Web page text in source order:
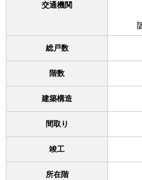
交通機関
総戸数
階数
建築構造
間取り
竣工
所在階